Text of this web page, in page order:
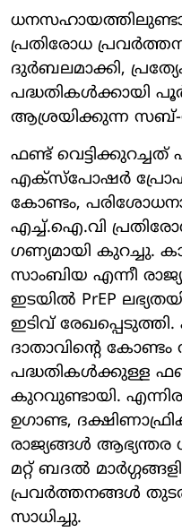
പ്രതിരോധ
ദുർബലമാക്കി,
പദ്ധതികൾക്കായി
ആശ്രയിക്കുന്ന
ഫണ്ട് വെട്ടിക്കുറച്ചത്
എക്‌സ്‌പോഷർ
കോണ്ടം,
എച്ച്.ഐ.വി
ഗണ്യമായി കുറച്ചു.
സാംബിയ എന്നീ
ഇടയിൽ PrEP
ഇടിവ്
ദാതാവിന്റെ
പദ്ധതികൾക്കുള്ള
കുറവുണ്ടായി.
ഉഗാണ്ട,
രാജ്യങ്ങൾ
മറ്റ് ബദൽ
പ്രവർത്തനങ്ങൾ
സാധിച്ചു.